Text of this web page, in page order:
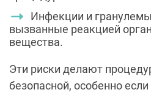
Инфекции и
вызванные реакцией
вещества.
Эти риски делают
безопасной, особенно